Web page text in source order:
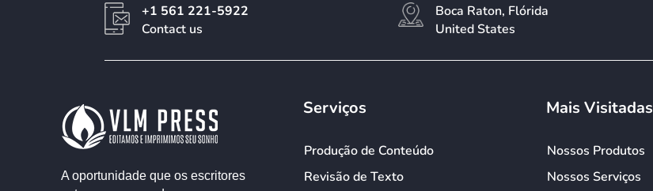
+1 561 221-5922
Contact us
Boca Raton, Flórida
United States
A oportunidade que os escritores
Serviços
Produção de Conteúdo
Revisão de Texto
Mais Visitadas
Nossos Produtos
Nossos Serviços